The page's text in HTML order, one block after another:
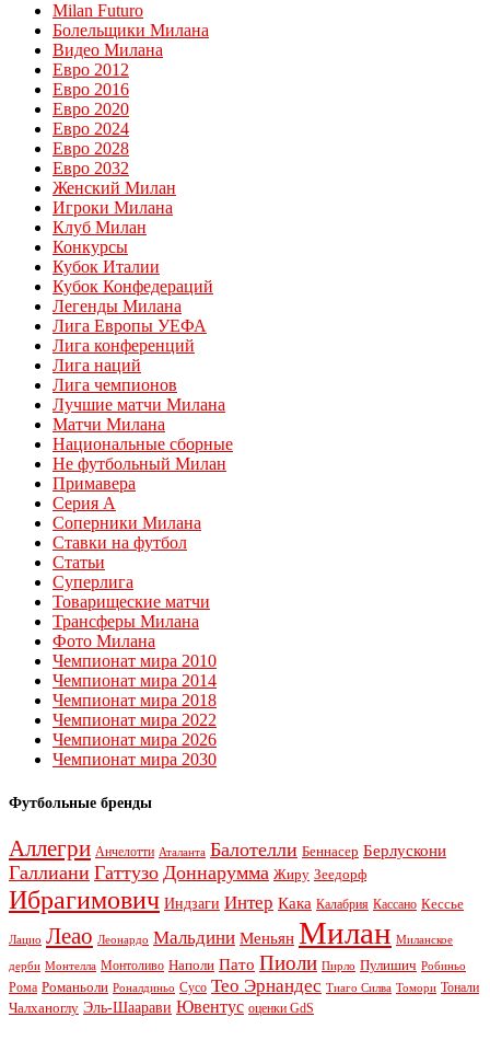
Milan Futuro
Болельщики Милана
Видео Милана
Евро 2012
Евро 2016
Евро 2020
Евро 2024
Евро 2028
Евро 2032
Женский Милан
Игроки Милана
Клуб Милан
Конкурсы
Кубок Италии
Кубок Конфедераций
Легенды Милана
Лига Европы УЕФА
Лига конференций
Лига наций
Лига чемпионов
Лучшие матчи Милана
Матчи Милана
Национальные сборные
Не футбольный Милан
Примавера
Серия А
Соперники Милана
Ставки на футбол
Статьи
Суперлига
Товарищеские матчи
Трансферы Милана
Фото Милана
Чемпионат мира 2010
Чемпионат мира 2014
Чемпионат мира 2018
Чемпионат мира 2022
Чемпионат мира 2026
Чемпионат мира 2030
Футбольные бренды
Аллегри Анчелотти Аталанта Балотелли Беннасер Берлускони
Галлиани Гаттузо Доннарумма Жиру Зеедорф
Ибрагимович Индзаги Интер Кака Калабрия Кассано Кессье
Лацио Леао Леонардо Мальдини Меньян Милан Миланское
дерби Монтелла Монтоливо Наполи Пато Пиоли Пирло Пулишич Робиньо
Рома Романьоли Роналдиньо Сусо Тео Эрнандес Тиаго Силва Томори Тонали
Чалханоглу Эль-Шаарави Ювентус оценки GdS